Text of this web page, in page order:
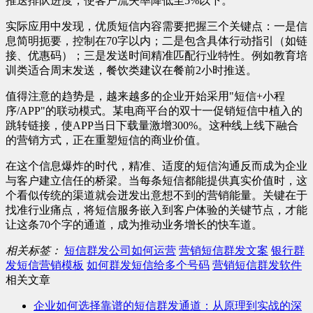
实际应用中发现，优质短信内容需要把握三个关键点：一是信
息简明扼要，控制在70字以内；二是包含具体行动指引（如链
接、优惠码）；三是发送时间精准匹配行业特性。例如教育培
训类适合周末发送，餐饮类建议在餐前2小时推送。
值得注意的趋势是，越来越多的企业开始采用"短信+小程
序/APP"的联动模式。某电商平台的双十一促销短信中植入的
跳转链接，使APP当日下载量激增300%。这种线上线下融合
的营销方式，正在重塑短信的商业价值。
在这个信息爆炸的时代，精准、适度的短信沟通反而成为企业
与客户建立信任的桥梁。当每条短信都能提供真实价值时，这
个看似传统的渠道就会迸发出意想不到的营销能量。关键在于
找准行业痛点，将短信服务嵌入到客户体验的关键节点，才能
让这条70个字的通道，成为推动业务增长的快车道。
相关标签： 短信群发公司如何运营 营销短信群发文案 银行群
发短信营销模板 如何群发短信给多个号码 营销短信群发软件
相关文章
企业如何选择靠谱的短信群发通道：从原理到实战的深